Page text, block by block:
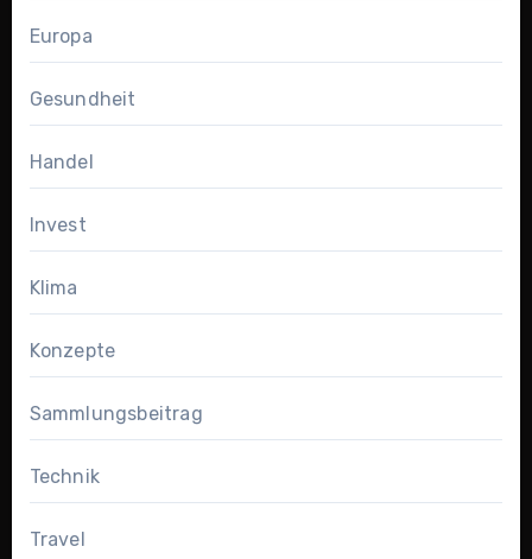
Europa
Gesundheit
Handel
Invest
Klima
Konzepte
Sammlungsbeitrag
Technik
Travel